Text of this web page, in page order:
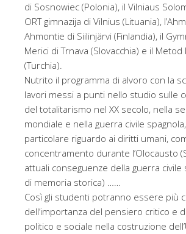
di Sosnowiec (Polonia), il Vilniaus
ORT gimnazija di Vilnius (Lituania),
Ahmontie di Siilinjärvi (Finlandia), il
Merici di Trnava (Slovacchia) e il Metod
(Turchia).
Nutrito il programma di alvoro con la
lavori messi a punti nello studio sulle
del totalitarismo nel XX secolo, nella
mondiale e nella guerra civile
particolare riguardo ai diritti umani,
concentramento durante l’Olocausto
attuali conseguenze della guerra civile
di memoria storica) ……
Così gli studenti potranno essere più
dell’importanza del pensiero critico e
politico e sociale nella costruzione